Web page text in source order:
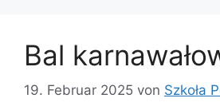
Bal
19. Februar 2025 von Szkoła